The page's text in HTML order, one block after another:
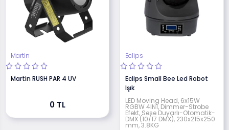
Martin
Martin RUSH PAR 4 UV
0 TL
Eclips
Eclips Small Bee Led Robot
Işık
LED Moving Head, 6x15W
RGBW 4IN1, Dimmer-Strobe
Efekt, Sese Duyarlı-Otomatik-
DMX (10/17 DMX), 230x215x250
mm, 3.8KG